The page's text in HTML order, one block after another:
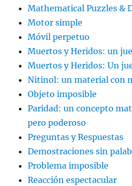
Mathematical Puzzles &
Motor simple
Móvil perpetuo
Muertos y Heridos: un
Muertos y Heridos: Un
Nitinol: un material con
Objeto imposible
Paridad: un concepto
pero poderoso
Preguntas y Respuestas
Demostraciones sin
Problema imposible
Reacción espectacular